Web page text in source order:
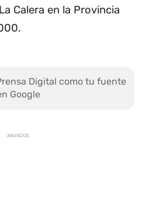
Calera en la Provincia
Digital como tu fuente
Google
ANUNCIOS